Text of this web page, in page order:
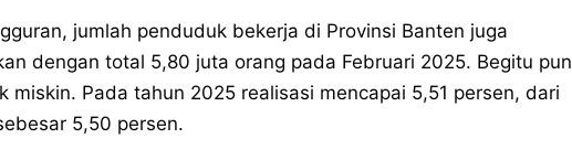
jumlah penduduk bekerja di Provinsi Banten juga
dengan total 5,80 juta orang pada Februari 2025. Begitu pun
miskin. Pada tahun 2025 realisasi mencapai 5,51 persen, dari
5,50 persen.